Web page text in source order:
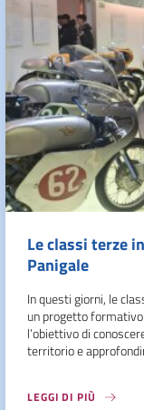
Le classi terze
Panigale
In questi giorni, le
un progetto
l’obiettivo di
territorio e
LEGGI DI PIÙ